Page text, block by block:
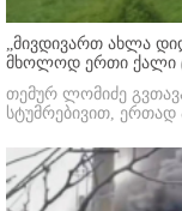
„მივდივართ ახლა
მხოლოდ ერთი ქალი
თემურ ლომიძე
სტუმრებივით, ერთად